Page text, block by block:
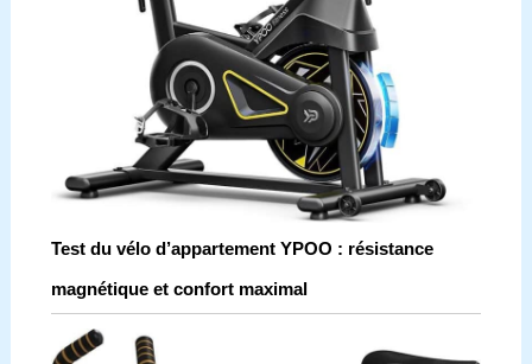
Test du vélo d’appartement YPOO : résistance
magnétique et confort maximal